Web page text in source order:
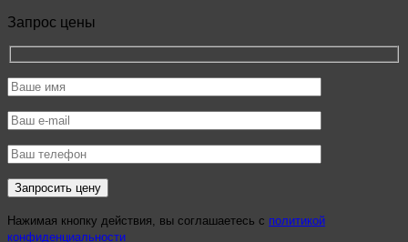
Запрос цены
Нажимая кнопку действия, вы соглашаетесь с политикой
конфиденциальности